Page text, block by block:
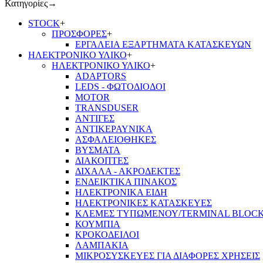
Κατηγορίες→
STOCK+
ΠΡΟΣΦΟΡΕΣ+
ΕΡΓΑΛΕΙΑ ΕΞΑΡΤΗΜΑΤΑ ΚΑΤΑΣΚΕΥΩΝ
ΗΛΕΚΤΡΟΝΙΚΟ ΥΛΙΚΟ+
ΗΛΕΚΤΡΟΝΙΚΟ ΥΛΙΚΟ+
ADAPTORS
LEDS - ΦΩΤΟΔΙΟΔΟΙ
MOTOR
TRANSDUSER
ΑΝΤΙΓΕΣ
ΑΝΤΙΚΕΡΑΥΝΙΚΑ
ΑΣΦΑΛΕΙΟΘΗΚΕΣ
ΒΥΣΜΑΤΑ
ΔΙΑΚΟΠΤΕΣ
ΔΙΧΑΛΑ - ΑΚΡΟΔΕΚΤΕΣ
ΕΝΔΕΙΚΤΙΚΑ ΠΙΝΑΚΟΣ
ΗΛΕΚΤΡΟΝΙΚΑ ΕΙΔΗ
ΗΛΕΚΤΡΟΝΙΚΕΣ ΚΑΤΑΣΚΕΥΕΣ
ΚΛΕΜΕΣ ΤΥΠΩΜΕΝΟΥ/TERMINAL
ΚΟΥΜΠΙΑ
ΚΡΟΚΟΔΕΙΛΟΙ
ΛΑΜΠΑΚΙΑ
ΜΙΚΡΟΣΥΣΚΕΥΕΣ ΓΙΑ ΔΙΑΦΟΡΕΣ ΧΡΗΣΕΙΣ